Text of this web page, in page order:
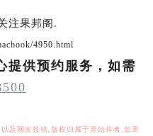
注果邦阁.
4950.html
提供预约服务，如需
及网友投稿,版权归属于原始作者,如果